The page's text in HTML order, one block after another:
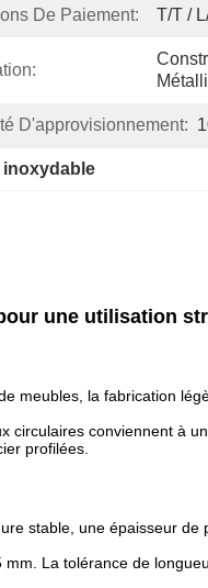
De Paiement: T/T /
D'approvisionnement:
inoxydable
une utilisation
meubles, la fabrication
conviennent à
profilées.
stable, une épaisseur
La tolérance de